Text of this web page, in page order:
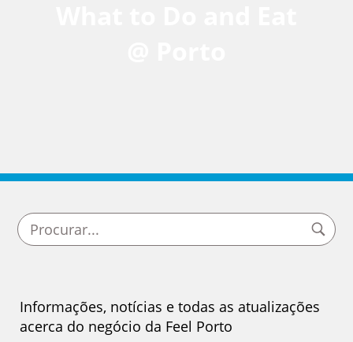
Informações, notícias e todas as atualizações
acerca do negócio da Feel Porto